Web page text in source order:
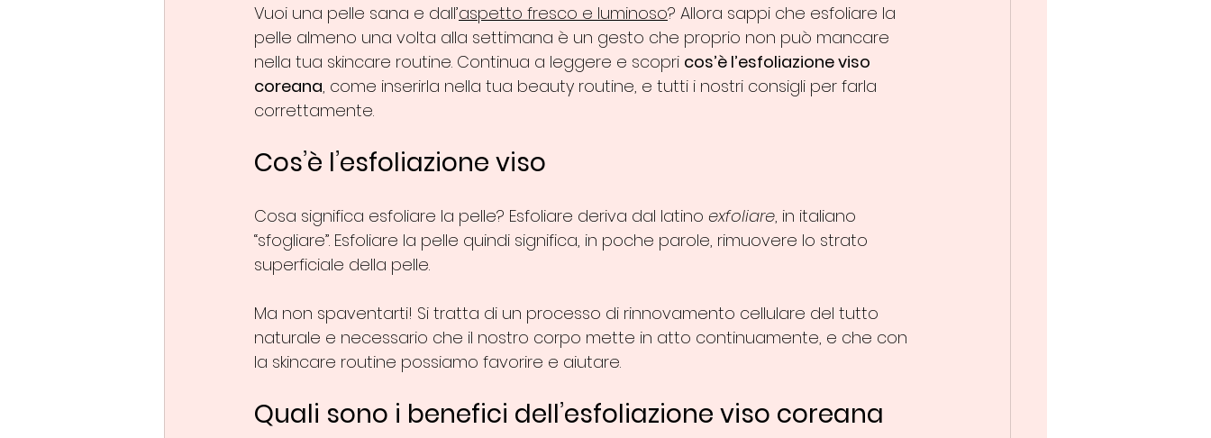
Vuoi una pelle sana e dall’aspetto fresco e luminoso? Allora sappi che esfoliare la
pelle almeno una volta alla settimana è un gesto che proprio non può mancare
nella tua skincare routine. Continua a leggere e scopri cos’è l’esfoliazione viso
coreana, come inserirla nella tua beauty routine, e tutti i nostri consigli per farla
correttamente.
Cos’è l’esfoliazione viso
Cosa significa esfoliare la pelle? Esfoliare deriva dal latino exfoliare, in italiano
“sfogliare”. Esfoliare la pelle quindi significa, in poche parole, rimuovere lo strato
superficiale della pelle.
Ma non spaventarti! Si tratta di un processo di rinnovamento cellulare del tutto
naturale e necessario che il nostro corpo mette in atto continuamente, e che con
la skincare routine possiamo favorire e aiutare.
Quali sono i benefici dell’esfoliazione viso coreana